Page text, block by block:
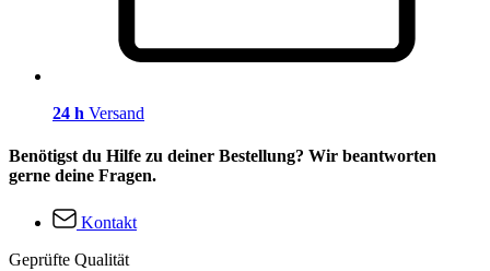
24 h Versand
Benötigst du Hilfe zu deiner Bestellung? Wir beantworten
gerne deine Fragen.
Kontakt
Geprüfte Qualität